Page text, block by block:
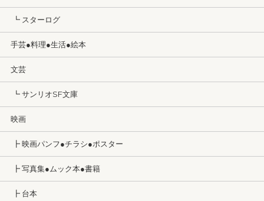
┗ スターログ
手芸●料理●生活●絵本
文芸
┗ サンリオSF文庫
映画
┣ 映画パンフ●チラシ●ポスター
┣ 写真集●ムック本●書籍
┣ 台本